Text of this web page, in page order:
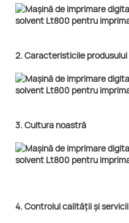
2. Caracteristicile produsului
3. Cultura noastră
4. Controlul calității și servicii